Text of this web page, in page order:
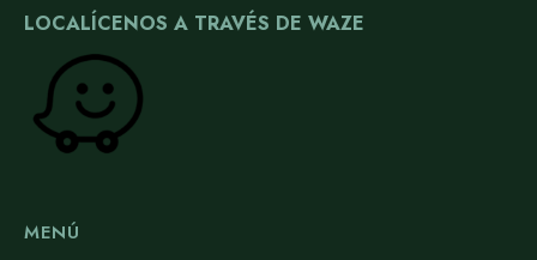
LOCALÍCENOS A TRAVÉS DE WAZE
MENÚ